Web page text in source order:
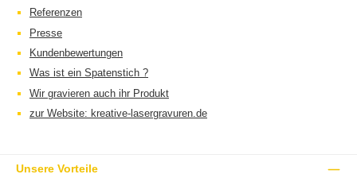
Referenzen
Presse
Kundenbewertungen
Was ist ein Spatenstich ?
Wir gravieren auch ihr Produkt
zur Website: kreative-lasergravuren.de
Unsere Vorteile